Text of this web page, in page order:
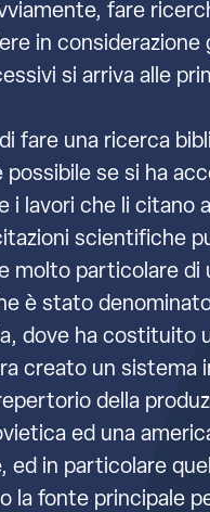
fare
in
si arriva alle
fare una ricerca
se si ha
i lavori che li citano
scientifiche
molto particolare di
è stato
dove ha
creato un
della
ed una
in particolare
la fonte principale